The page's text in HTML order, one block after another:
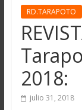
RD.TARAPOTO
2018:
julio 31, 2018